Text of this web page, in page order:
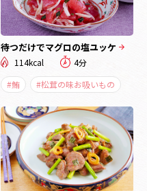
待つだけでマグロの塩ユッケ
114kcal
4分
#鮪
#松茸の味お吸いもの